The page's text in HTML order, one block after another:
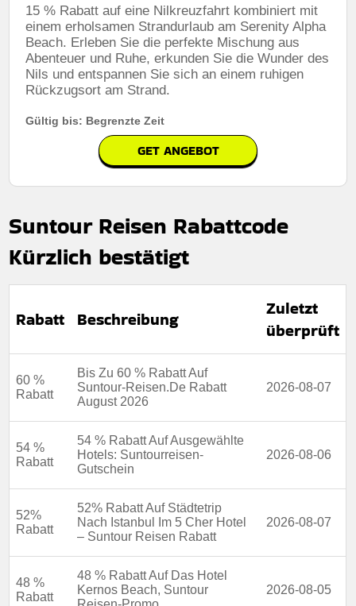
15 % Rabatt auf eine Nilkreuzfahrt kombiniert mit
einem erholsamen Strandurlaub am Serenity Alpha
Beach. Erleben Sie die perfekte Mischung aus
Abenteuer und Ruhe, erkunden Sie die Wunder des
Nils und entspannen Sie sich an einem ruhigen
Rückzugsort am Strand.
Gültig bis: Begrenzte Zeit
GET ANGEBOT
Suntour Reisen Rabattcode
Kürzlich bestätigt
Rabatt Beschreibung
Zuletzt
überprüft
60 %
Rabatt
Bis Zu 60 % Rabatt Auf
Suntour-Reisen.De Rabatt
August 2026
2026-08-07
54 %
Rabatt
54 % Rabatt Auf Ausgewählte
Hotels: Suntourreisen-
Gutschein
2026-08-06
52%
Rabatt
52% Rabatt Auf Städtetrip
Nach Istanbul Im 5 Cher Hotel
– Suntour Reisen Rabatt
2026-08-07
48 %
Rabatt
48 % Rabatt Auf Das Hotel
Kernos Beach, Suntour
2026-08-05